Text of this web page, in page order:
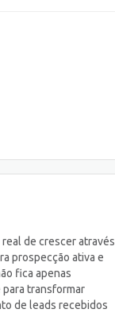
de crescer através
prospecção ativa e
fica apenas
para transformar
de leads recebidos